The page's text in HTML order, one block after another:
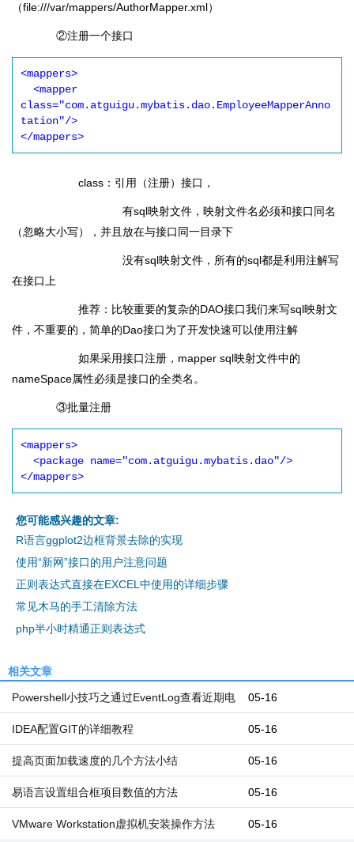
（file:///var/mappers/AuthorMapper.xml）
②注册一个接口
<mappers>
class="com.atguigu.mybatis.dao.EmployeeMapperAnno
tation"/>
</mappers>
class：引用（注册）接口，
有sql映射文件，映射文件名必须和接口同名
（忽略大小写），并且放在与接口同一目录下
没有sql映射文件，所有的sql都是利用注解写
在接口上
推荐：比较重要的复杂的DAO接口我们来写sql映射文
件，不重要的，简单的Dao接口为了开发快速可以使用注解
如果采用接口注册，mapper sql映射文件中的
nameSpace属性必须是接口的全类名。
③批量注册
<mappers>
</mappers>
您可能感兴趣的文章:
R语言ggplot2边框背景去除的实现
使用“新网”接口的用户注意问题
正则表达式直接在EXCEL中使用的详细步骤
常见木马的手工清除方法
php半小时精通正则表达式
相关文章
05-16
Powershell小技巧之通过EventLog查看近期电
脑开机和关机时间 05-16
IDEA配置GIT的详细教程
05-16
提高页面加载速度的几个方法小结
05-16
易语言设置组合框项目数值的方法
05-16
VMware Workstation虚拟机安装操作方法